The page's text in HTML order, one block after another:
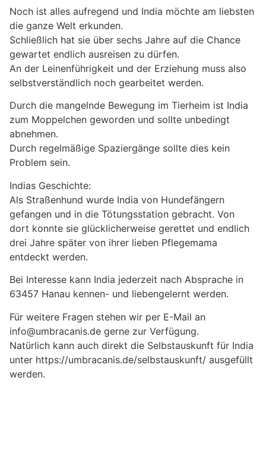
Noch ist alles aufregend und India möchte am liebsten
die ganze Welt erkunden.
Schließlich hat sie über sechs Jahre auf die Chance
gewartet endlich ausreisen zu dürfen.
An der Leinenführigkeit und der Erziehung muss also
selbstverständlich noch gearbeitet werden.
Durch die mangelnde Bewegung im Tierheim ist India
zum Moppelchen geworden und sollte unbedingt
abnehmen.
Durch regelmäßige Spaziergänge sollte dies kein
Problem sein.
Indias Geschichte:
Als Straßenhund wurde India von Hundefängern
gefangen und in die Tötungsstation gebracht. Von
dort konnte sie glücklicherweise gerettet und endlich
drei Jahre später von ihrer lieben Pflegemama
entdeckt werden.
Bei Interesse kann India jederzeit nach Absprache in
63457 Hanau kennen- und liebengelernt werden.
Für weitere Fragen stehen wir per E-Mail an
info@umbracanis.de gerne zur Verfügung.
Natürlich kann auch direkt die Selbstauskunft für India
unter https://umbracanis.de/selbstauskunft/ ausgefüllt
werden.